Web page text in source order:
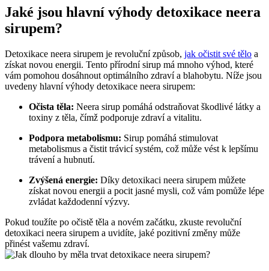
Jaké jsou hlavní výhody detoxikace neera
sirupem?
Detoxikace neera sirupem je revoluční způsob, jak očistit své tělo a
získat novou energii. Tento přírodní sirup má mnoho výhod, které
vám pomohou dosáhnout optimálního zdraví a blahobytu. Níže jsou
uvedeny hlavní výhody detoxikace neera sirupem:
Očista těla: Neera sirup pomáhá odstraňovat škodlivé látky a
toxiny z těla, čímž podporuje zdraví a vitalitu.
Podpora metabolismu: Sirup pomáhá stimulovat
metabolismus a čistit trávicí systém, což může vést k lepšímu
trávení a hubnutí.
Zvýšená energie: Díky detoxikaci neera sirupem můžete
získat novou energii a pocit jasné mysli, což vám pomůže lépe
zvládat každodenní výzvy.
Pokud toužíte po očistě těla a novém začátku, zkuste revoluční
detoxikaci neera sirupem a uvidíte, jaké pozitivní změny může
přinést vašemu zdraví.